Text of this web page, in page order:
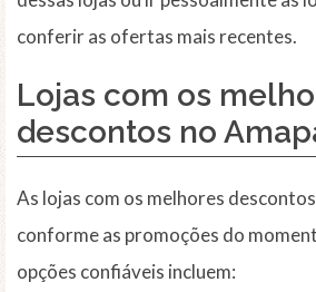
conferir as ofertas mais recentes.
Lojas com os
descontos no
As lojas com os melhores
conforme as promoções do
opções confiáveis incluem: